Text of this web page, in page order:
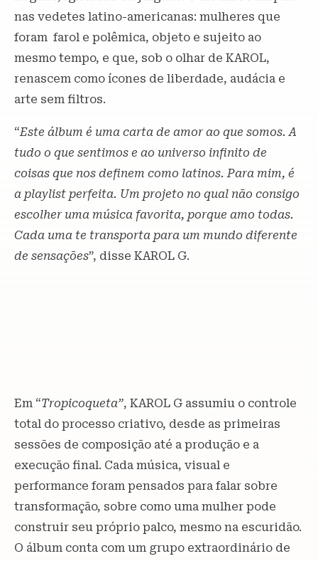
nas vedetes latino-americanas: mulheres que
foram farol e polêmica, objeto e sujeito ao
mesmo tempo, e que, sob o olhar de KAROL,
renascem como ícones de liberdade, audácia e
arte sem filtros.
“Este álbum é uma carta de amor ao que somos. A
tudo o que sentimos e ao universo infinito de
coisas que nos definem como latinos. Para mim, é
a playlist perfeita. Um projeto no qual não consigo
escolher uma música favorita, porque amo todas.
Cada uma te transporta para um mundo diferente
de sensações”, disse KAROL G.
Em “Tropicoqueta”, KAROL G assumiu o controle
total do processo criativo, desde as primeiras
sessões de composição até a produção e a
execução final. Cada música, visual e
performance foram pensados para falar sobre
transformação, sobre como uma mulher pode
construir seu próprio palco, mesmo na escuridão.
O álbum conta com um grupo extraordinário de